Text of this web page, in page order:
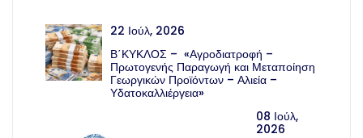
22 Ιούλ, 2026
Β΄ΚΥΚΛΟΣ – «Αγροδιατροφή –
Πρωτογενής Παραγωγή και Μεταποίηση
Γεωργικών Προϊόντων – Αλιεία –
Υδατοκαλλιέργεια»
08 Ιούλ,
2026